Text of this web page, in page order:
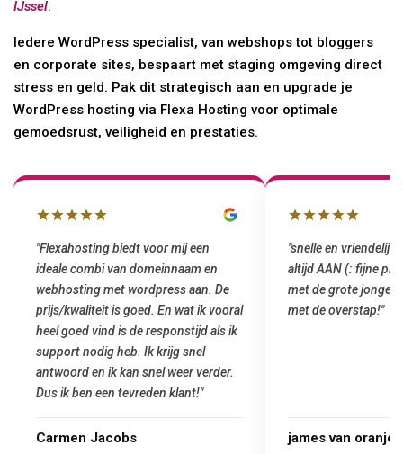
IJssel.
Iedere WordPress specialist, van webshops tot bloggers
en corporate sites, bespaart met staging omgeving direct
stress en geld. Pak dit strategisch aan en upgrade je
WordPress hosting via Flexa Hosting voor optimale
gemoedsrust, veiligheid en prestaties.
"snelle en vriendelijke service. staat
altijd AAN (: fijne prijzen vergeleken
met de grote jongens en dus nu al blij
met de overstap!"
james van oranje
"Top service. Ik had
het installeren van
was meteen door
gemaakt. Top
Marcel Thijs